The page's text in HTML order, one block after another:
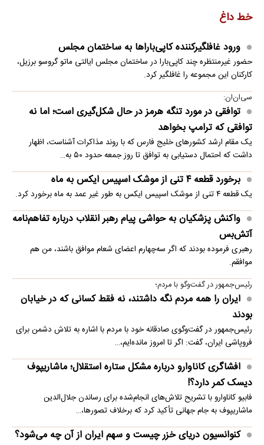
خط داغ
ورود غافلگیرکننده کاپی‌باراها به ساختمان مجلس
حضور غیرمنتظره چند کاپی‌بارا در ساختمان مجلس ایالتی ماتو گروسو برزیل،
کارکنان این مجموعه را غافلگیر کرد.
سی‌ان‌ان:
توافقی در مورد تنگه هرمز در حال شکل‌گیری است؛ اما نه
توافقی که ترامپ بخواهد
یک مقام ارشد کشورهای خلیج فارس که با روند مذاکرات آشناست، اظهار
داشت که احتمال دستیابی به توافق تا روز جمعه حدود ۵۰ به…
برخورد قطعه ۴ تنی از موشک اسپیس ایکس به ماه
یک قطعه ۴ تنی از موشک اسپیس ایکس به طور غیر عمد به ماه برخورد کرد.
واکنش پزشکیان به حواشی پیام رهبر انقلاب درباره تفاهم‌نامه
آتش‌بس
رهبری فرموده بودند که اگر سه‌چهارم اعضای شعام موافق باشند، من هم
موافقم.
رئیس‌جمهور در گفت‌وگو با مردم؛
ایران را همه مردم نگه داشتند، نه فقط کسانی که در خیابان
بودند
رئیس‌جمهور در گفت‌وگوی صادقانه خود با مردم با اشاره به تلاش دشمن برای
فروپاشی ایران، گفت: اگر تا امروز مانده‌ایم،…
افشاگری کاناوارو درباره مشکل ستاره استقلال؛ ماشاریپوف
دیسک کمر دارد؟!
فابیو کاناوارو با تشریح تلاش‌های انجام‌شده برای رساندن جلال‌الدین
ماشاریپوف به جام جهانی تأکید کرد که برخلاف تصورها،…
کنوانسیون دریای خزر چیست و سهم ایران از آن چه می‌شود؟